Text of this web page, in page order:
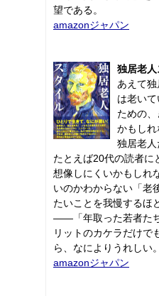
望である。
amazonジャパン
独居老
あえて
は老い
ための
かもし
独居老人
たとえば20代の読者に
想像しにくいかもしれ
いのかわからない「老
たいことを我慢するほ
――「年取った若者た
リットのカケラだけで
ら、なによりうれしい。
amazonジャパン